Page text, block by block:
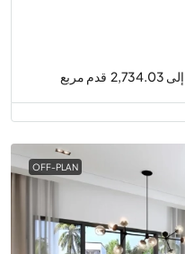
قدم مربع
OFF-PLAN